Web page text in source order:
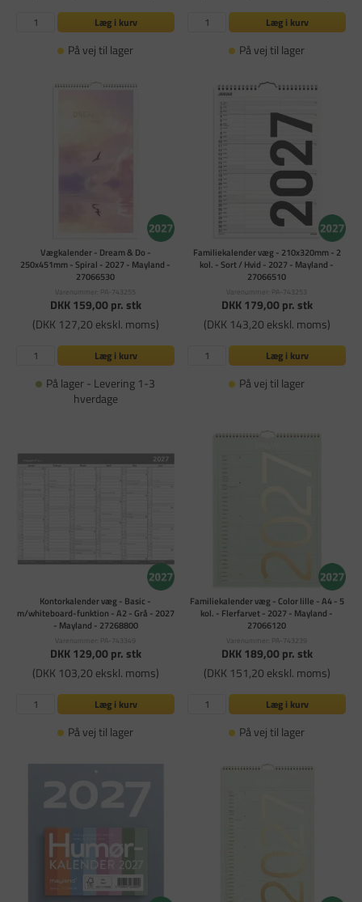
Læg i kurv
På vej til lager
Læg i kurv
På vej til lager
Vægkalender - Dream & Do -
250x451mm - Spiral - 2027 - Mayland -
27066530
Varenummer: PA-743255
DKK 159,00pr. stk
(DKK 127,20 ekskl. moms)
Læg i kurv
På lager - Levering 1-3
hverdage
Familiekalender væg - 210x320mm - 2
kol. - Sort / Hvid - 2027 - Mayland -
27066510
Varenummer: PA-743253
DKK 179,00pr. stk
(DKK 143,20 ekskl. moms)
Læg i kurv
På vej til lager
Kontorkalender væg - Basic -
m/whiteboard-funktion - A2 - Grå - 2027
- Mayland - 27268800
Varenummer: PA-743349
DKK 129,00pr. stk
(DKK 103,20 ekskl. moms)
Læg i kurv
På vej til lager
Familiekalender væg - Color lille - A4 - 5
kol. - Flerfarvet - 2027 - Mayland -
27066120
Varenummer: PA-743239
DKK 189,00pr. stk
(DKK 151,20 ekskl. moms)
Læg i kurv
På vej til lager